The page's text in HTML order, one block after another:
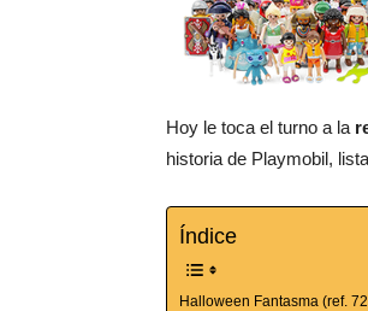
Hoy le toca el turno a la
historia de Playmobil,
Índice
Halloween Fantasma (ref.